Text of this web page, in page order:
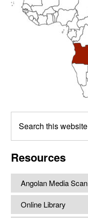
this
Resources
Angolan Media Scan
Online Library